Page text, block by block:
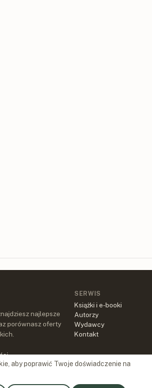
najlepsze
porównasz oferty
SERWIS
Książki i e-booki
Autorzy
Wydawcy
Kontakt
aby poprawić Twoje doświadczenie na